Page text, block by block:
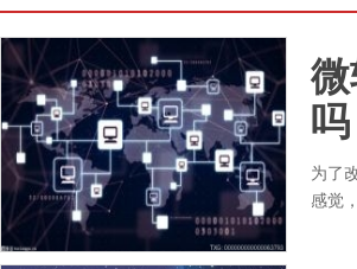
为了
感觉